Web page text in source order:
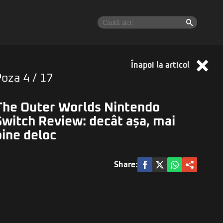
Înapoi la articol
4 / 17
Outer Worlds Nintendo
Review: decât așa, mai
deloc
Share: